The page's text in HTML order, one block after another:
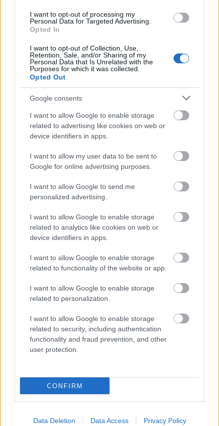
I want to opt-out of processing my
Personal Data for Targeted Advertising.
Opted In
I want to opt-out of Collection, Use,
Retention, Sale, and/or Sharing of my
Personal Data that Is Unrelated with the
Purposes for which it was collected.
Opted Out
Google consents
I want to allow Google to enable storage
related to advertising like cookies on web or
device identifiers in apps.
I want to allow my user data to be sent to
Google for online advertising purposes.
I want to allow Google to send me
personalized advertising.
I want to allow Google to enable storage
related to analytics like cookies on web or
device identifiers in apps.
I want to allow Google to enable storage
related to functionality of the website or app.
I want to allow Google to enable storage
related to personalization.
I want to allow Google to enable storage
related to security, including authentication
functionality and fraud prevention, and other
user protection.
CONFIRM
Data Deletion Data Access Privacy Policy
προσέγγιση στο κορυφαίο τμήμα του πρανούς και
εξέδρας. Η τήρηση των ανωτέρω γίνονται με
ευθύνη του αρμόδιου φορέα διαχείρισης της
περιοχής του Ναυαγίου (Δήμος Ζακύνθου)
3) Την κατ’ εξαίρεση προσέγγιση στη ζώνη
ελεύθερης πρόσβασης αποκλειστικά και μόνο σε
περιπτώσεις έκτακτης ανάγκης και παροχής
βοήθειας
4) Την απαγόρευση της προσέγγισης – ­
αγκυροβολίας κάθε πλωτού μηχανοκίνητου ή μη
μέσου από την ακτογραμμή (βραχώδη και
αμμώδη), εντός του όρμου του Ναυαγίου σε
5) Την απαγόρευση λήψης θαλάσσιου λουτρού
από λουόμενους στη θαλάσσια περιοχή εσωτερικά
της νοητής γραμμής, η οποία ενώνει τα δύο (02)
άκρα (βόρειο και νότιο) του Όρμου «Ναυάγιο»
Ζακύνθου